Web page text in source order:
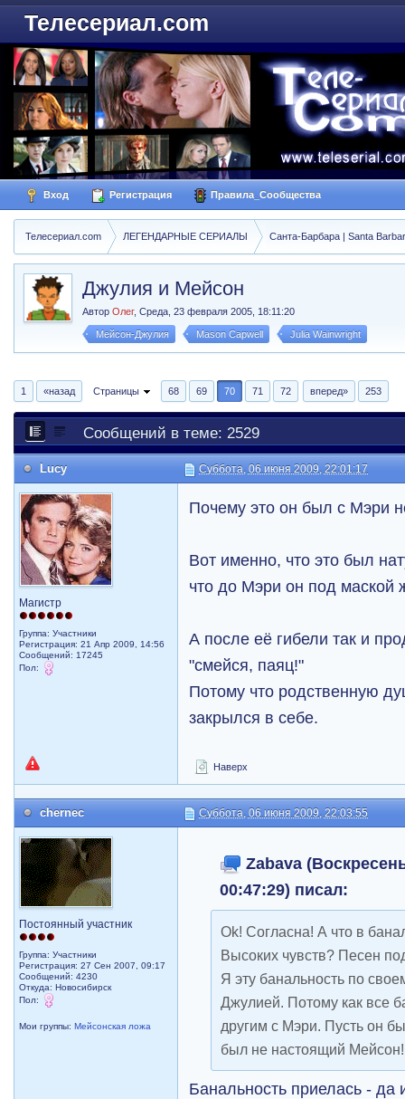
Телесериал.com
Вход Регистрация Правила_Сообщества
Телесериал.com ЛЕГЕНДАРНЫЕ СЕРИАЛЫ Санта-Барбара | Santa
Джулия и Мейсон
АвторОлег,Среда, 23 февраля 2005, 18:11:20
Мейсон-Джулия Mason Capwell Julia Wainwright
1 «назад Страницы 68 69 70 71 72 вперед» 253
Сообщений в теме: 2529
Lucy Суббота, 06 июня 2009, 22:01:17
Магистр
Группа: Участники
Регистрация: 21 Апр 2009, 14:56
Сообщений: 17245
Пол:
Почему это он был с Мэри
Вот именно, что это был
что до Мэри он под маской
А после её гибели так и
"смейся, паяц!"
Потому что родственную
закрылся в себе.
Наверх
chernec Суббота, 06 июня 2009, 22:03:55
Постоянный участник
Группа: Участники
Регистрация: 27 Сен 2007, 09:17
Сообщений: 4230
Откуда: Новосибирск
Пол:
Мои группы:Мейсонская ложа
Zabava
00:47:29) писал:
Ok! Согласна! А что в
Высоких чувств? Песен
Я эту банальность по
Джулией. Потому как все
другим с Мэри. Пусть он
был не настоящий
Банальность приелась - да